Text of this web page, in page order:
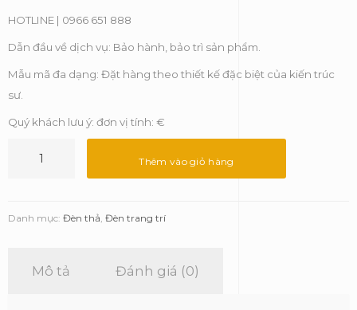
HOTLINE | 0966 651 888
Dẫn đầu về dịch vụ: Bảo hành, bảo trì sản phẩm.
Mẫu mã đa dạng: Đặt hàng theo thiết kế đặc biệt của kiến trúc
sư.
Quý khách lưu ý: đơn vị tính: €
số
Thêm vào giỏ hàng
Danh mục: Đèn thả Đèn trang trí
Mô tả Đánh giá (0)